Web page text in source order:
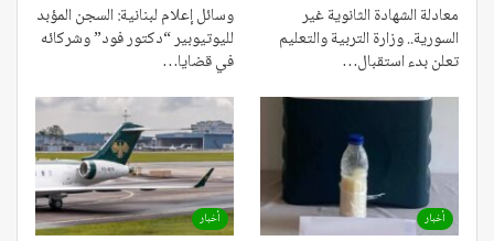
معادلة الشهادة الثانوية غير
السورية.. وزارة التربية والتعليم
تعلن بدء استقبال…
وسائل إعلام لبنانية: السجن المؤبد
لليوتيوبير “دكتور فود” وشركائه
في قضايا…
أخبار أخبار